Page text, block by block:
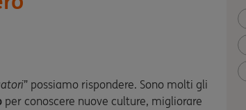
” possiamo rispondere. Sono molti gli
per conoscere nuove culture, migliorare